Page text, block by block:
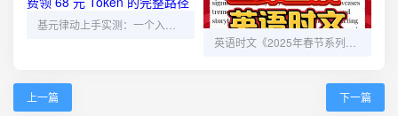
上一篇 下一篇